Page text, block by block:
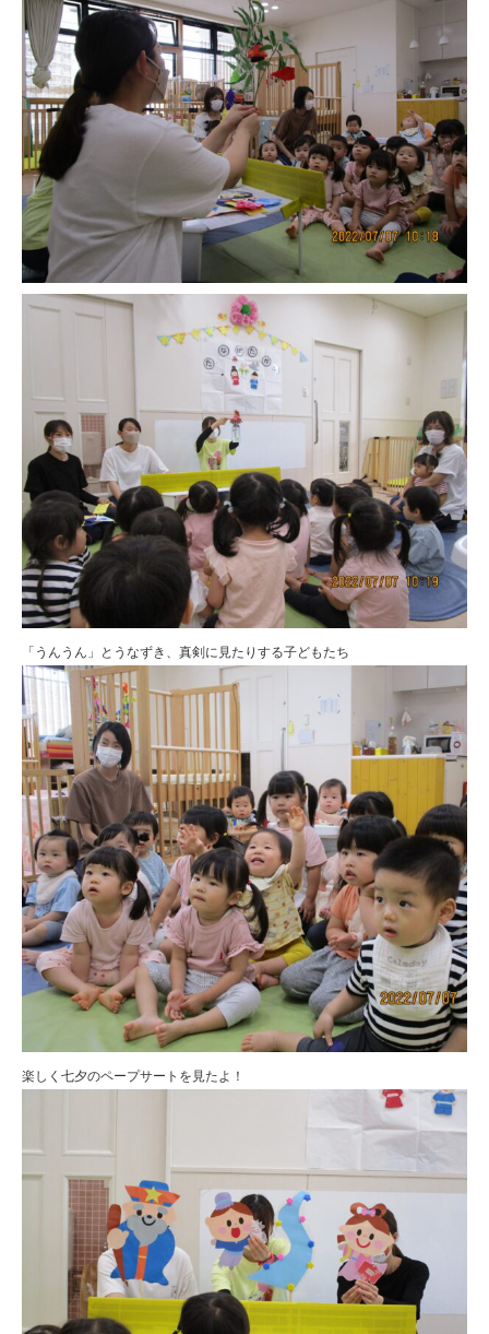
「うんうん」とうなずき、真剣に見たりする子どもたち
楽しく七夕のペープサートを見たよ！